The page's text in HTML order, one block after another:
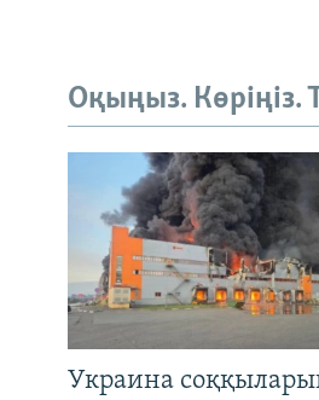
Оқыңыз. Көріңіз.
Украина